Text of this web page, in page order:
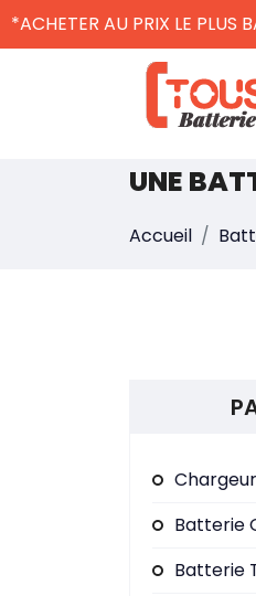
*ACHETER AU PRIX LE PLUS
UNE
Accueil
Batterie
Batterie